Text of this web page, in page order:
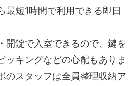
最短1時間で利用できる即日
開錠で入室できるので、鍵を
ッキングなどの心配もありま
のスタッフは全員整理収納ア